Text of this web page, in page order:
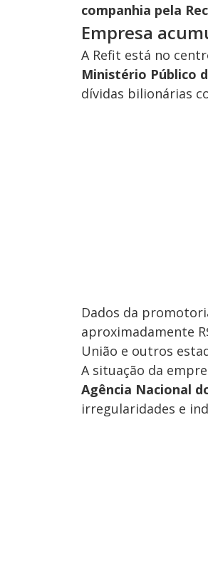
companhia pela
Empresa
A Refit está no
Ministério Público
dívidas bilionárias
Dados da
aproximadamente
União e outros
A situação da
Agência Nacional
irregularidades e